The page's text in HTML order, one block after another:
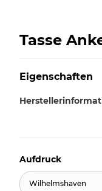
Tasse
Eigenschaften
Aufdruck
Wilhelmshaven